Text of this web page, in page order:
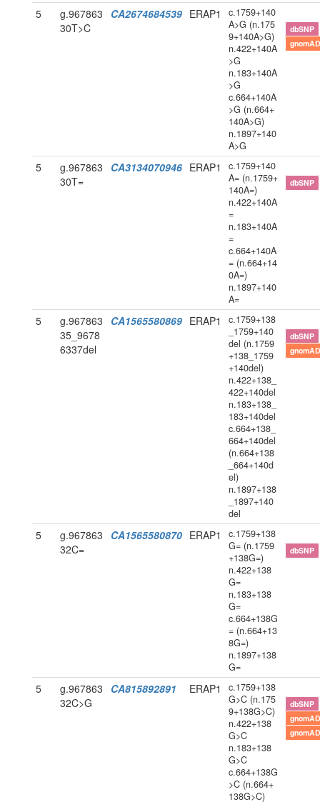
5
g.967863
30T>C
CA2674684539 ERAP1
c.1759+140
A>G (n.175
9+140A>G)
n.422+140A
>G
n.183+140A
>G
c.664+140A
>G (n.664+
140A>G)
n.1897+140
A>G
dbSNP
5
g.967863
30T=
CA3134070946 ERAP1
c.1759+140
A= (n.1759+
140A=)
n.422+140A
=
n.183+140A
=
c.664+140A
= (n.664+14
0A=)
n.1897+140
A=
dbSNP
5
g.967863
35_9678
6337del
CA1565580869 ERAP1
c.1759+138
_1759+140
del (n.1759
+138_1759
+140del)
n.422+138_
422+140del
n.183+138_
183+140del
c.664+138_
664+140del
(n.664+138
_664+140d
el)
n.1897+138
_1897+140
del
dbSNP
5
g.967863
32C=
CA1565580870 ERAP1
c.1759+138
G= (n.1759
+138G=)
n.422+138
G=
n.183+138
G=
c.664+138G
= (n.664+13
8G=)
n.1897+138
G=
dbSNP
5
g.967863
32C>G
CA815892891 ERAP1
c.1759+138
G>C (n.175
9+138G>C)
n.422+138
G>C
n.183+138
G>C
c.664+138G
>C (n.664+
138G>C)
dbSNP